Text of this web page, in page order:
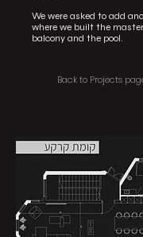
We were asked to add
where we built the
balcony and the pool.
Back to Projects